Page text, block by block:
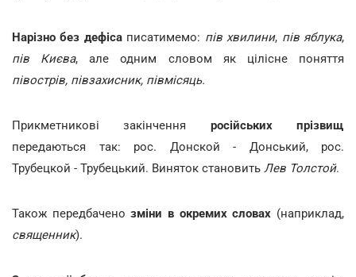
Нарізно без дефісаписатимемо: пів хвилини, пів яблука,
пів Києва, але одним словом як цілісне поняття
півострів, півзахисник, півмісяць.
Прикметникові закінчення російських прізвищ
передаються так: рос. Донской - Донський, рос.
Трубецкой - Трубецький. Виняток становить Лев Толстой.
Також передбаченозміни в окремих словах (наприклад,
священник).